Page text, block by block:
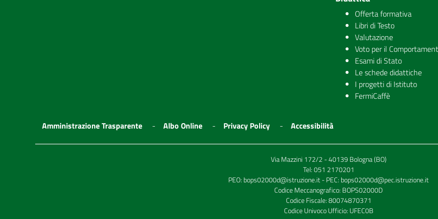
Offerta formativa
Libri di Testo
Valutazione
Voto per il
Esami di Stato
Le schede didattiche
I progetti di Istituto
FermiCaffè
Amministrazione Trasparente Albo Online Privacy Policy Accessibilità
Via Mazzini 172/2 - 40139 Bologna (BO)
Tel:051 2170201
PEO: bops02000d@istruzione.it- PEC: bops02000d@pec.istruzione.it
Codice Meccanografico: BOPS02000D
Codice Fiscale: 80074870371
Codice Univoco Ufficio: UFEC0B